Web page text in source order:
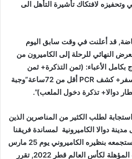
لافتكاك تأشيرة التأهل الى
قد أعلنت في وقت سابق اليوم
النهائي للرحلة إلى الكاميرون من
الى 50 ألف دج بكامل الأعباء: (ثمن التذكرة+ ثمن
كشف PCR
أقل من 72ساعة”وجبة
دوالا+ تذكرة دخول الملعب)”.
لطلب الكثير من المناصرين الذين
دوالا الكاميرونية لمساندة فريقنا
الوطني في المباراة التي ستجمعه بنظيره الكاميروني يوم 25 مارس
2022 في إطار التصفيات المؤهلة لكأس العالم قطر 2022, تقرر